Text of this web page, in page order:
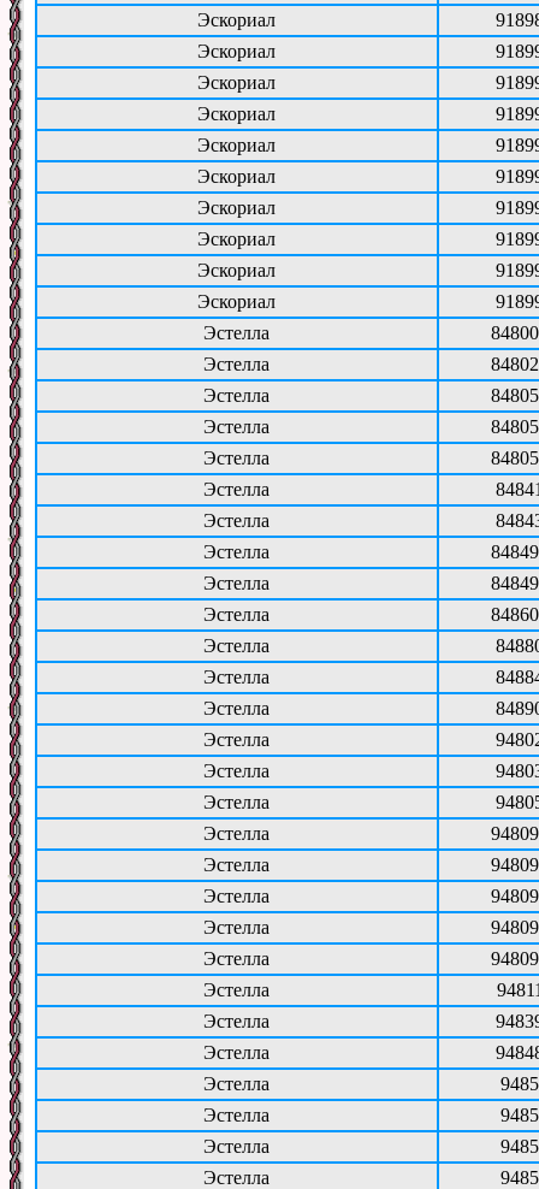
Эскориал
Эскориал
Эскориал
Эскориал
Эскориал
Эскориал
Эскориал
Эскориал
Эскориал
Эскориал
Эстелла
Эстелла
Эстелла
Эстелла
Эстелла
Эстелла
Эстелла
Эстелла
Эстелла
Эстелла
Эстелла
Эстелла
Эстелла
Эстелла
Эстелла
Эстелла
Эстелла
Эстелла
Эстелла
Эстелла
Эстелла
Эстелла
Эстелла
Эстелла
Эстелла
Эстелла
Эстелла
Эстелла